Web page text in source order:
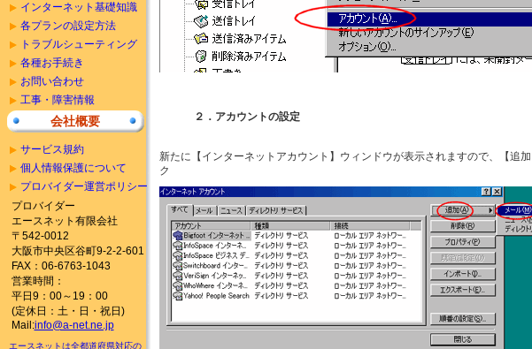
２．アカウントの設定
新たに【インターネットアカウント】ウィンドウが表示されますので、【追
ク
インターネット基礎知識
各プランの設定方法
トラブルシューティング
各種お手続き
お問い合わせ
工事・障害情報
会社概要
サービス規約
個人情報保護について
プロバイダー運営ポリシー
プロバイダー
エースネット有限会社
〒542-0012
大阪市中央区谷町9-2-2-601
FAX：06-6763-1043
営業時間：
平日9：00～19：00
(定休日：土・日・祝日)
Mail:info@a-net.ne.jp
エースネットは全都道府県対応の